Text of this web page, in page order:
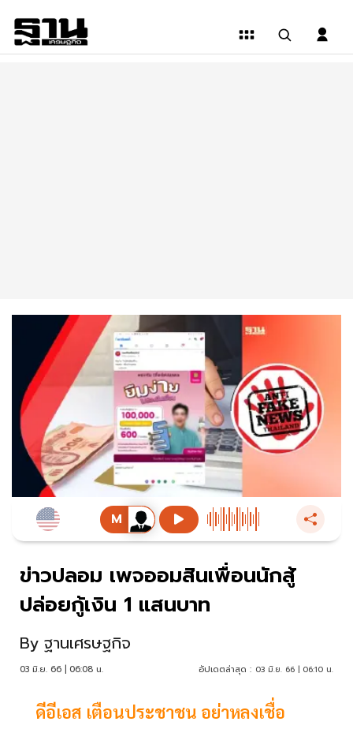
ข่าวปลอม เพจออมสินเพื่อนนักสู้
ปล่อยกู้เงิน 1 แสนบาท
By ฐานเศรษฐกิจ
03 มิ.ย. 66 | 06:08 น. อัปเดตล่าสุด : 03 มิ.ย. 66 | 06:10 น.
ดีอีเอส เตือนประชาชน อย่าหลงเชื่อ